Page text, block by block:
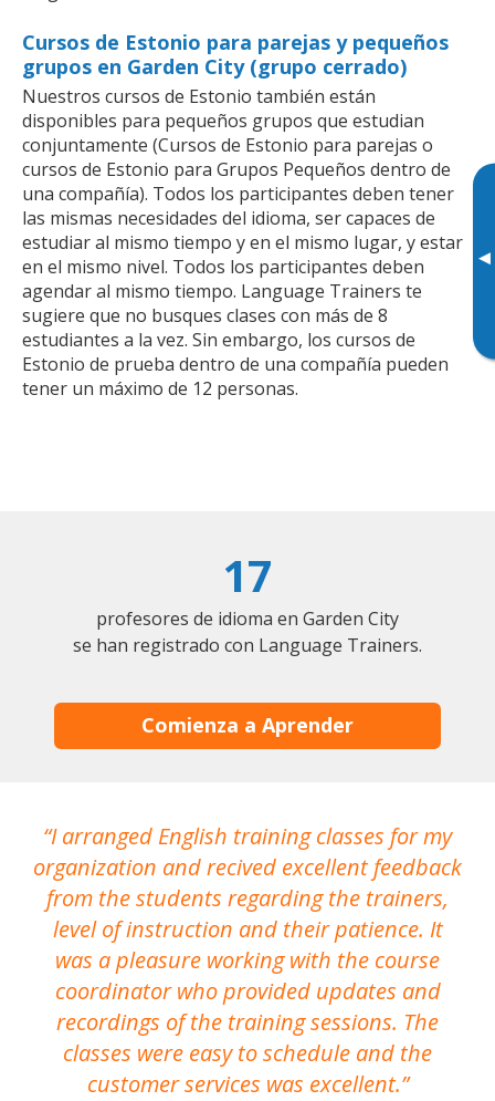
▸
Cursos de Estonio para parejas y pequeños
grupos en Garden City (grupo cerrado)
Nuestros cursos de Estonio también están
disponibles para pequeños grupos que estudian
conjuntamente (Cursos de Estonio para parejas o
cursos de Estonio para Grupos Pequeños dentro de
una compañía). Todos los participantes deben tener
las mismas necesidades del idioma, ser capaces de
estudiar al mismo tiempo y en el mismo lugar, y estar
en el mismo nivel. Todos los participantes deben
agendar al mismo tiempo. Language Trainers te
sugiere que no busques clases con más de 8
estudiantes a la vez. Sin embargo, los cursos de
Estonio de prueba dentro de una compañía pueden
tener un máximo de 12 personas.
17
profesores de idioma en Garden City
se han registrado con Language Trainers.
Comienza a Aprender
I arranged English training classes for my
organization and recived excellent feedback
from the students regarding the trainers,
level of instruction and their patience. It
was a pleasure working with the course
coordinator who provided updates and
recordings of the training sessions. The
classes were easy to schedule and the
customer services was excellent.